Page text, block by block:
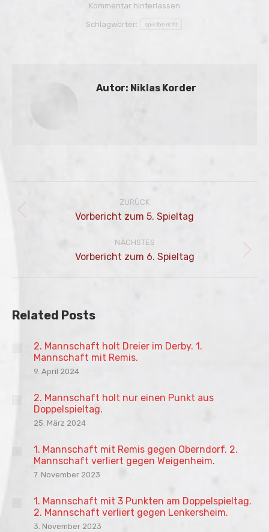
Kommentar hinterlassen
Schlagwörter: spielbericht
Autor: Niklas Korder
ZURÜCK
Vorheriger
Vorbericht zum 5. Spieltag
NÄCHSTES
Nächster
Vorbericht zum 6. Spieltag
Related Posts
2. Mannschaft holt Dreier im Derby. 1.
Mannschaft mit Remis.
9. April 2024
2. Mannschaft holt nur einen Punkt aus
Doppelspieltag.
25. März 2024
1. Mannschaft mit Remis gegen Oberndorf. 2.
Mannschaft verliert gegen Weigenheim.
7. November 2023
1. Mannschaft mit 3 Punkten am Doppelspieltag.
2. Mannschaft verliert gegen Lenkersheim.
3. November 2023